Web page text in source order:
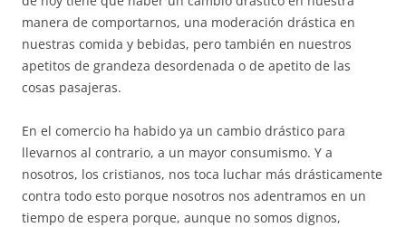
manera de comportarnos, una moderación drástica en
nuestras comida y bebidas, pero también en nuestros
apetitos de grandeza desordenada o de apetito de las
cosas pasajeras.
En el comercio ha habido ya un cambio drástico para
llevarnos al contrario, a un mayor consumismo. Y a
nosotros, los cristianos, nos toca luchar más drásticamente
contra todo esto porque nosotros nos adentramos en un
tiempo de espera porque, aunque no somos dignos,